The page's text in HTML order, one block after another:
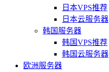
日本VPS推荐
日本云服务器
韩国服务器
韩国VPS推荐
韩国云服务器
欧洲服务器